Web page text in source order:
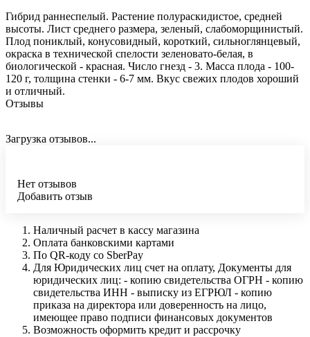
Гибрид раннеспелый. Растение полураскидистое, средней
высоты. Лист среднего размера, зеленый, слабоморщинистый.
Плод пониклый, конусовидный, короткий, сильноглянцевый,
окраска в технической спелости зеленовато-белая, в
биологической - красная. Число гнезд - 3. Масса плода - 100-
120 г, толщина стенки - 6-7 мм. Вкус свежих плодов хороший
и отличный.
Отзывы
Загрузка отзывов...
Нет отзывов
Добавить отзыв
Наличный расчет в кассу магазина
Оплата банковскими картами
По QR-коду со SberPay
Для Юридических лиц счет на оплату, Документы для
юридических лиц: - копию свидетельства ОГРН - копию
свидетельства ИНН - выписку из ЕГРЮЛ - копию
приказа на директора или доверенность на лицо,
имеющее право подписи финансовых документов
Возможность оформить кредит и рассрочку